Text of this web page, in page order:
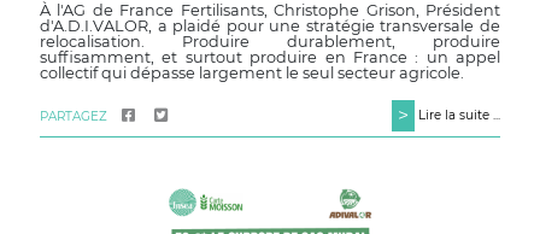
À l'AG de France Fertilisants, Christophe Grison, Président
d'A.D.I.VALOR, a plaidé pour une stratégie transversale de
relocalisation. Produire durablement, produire
suffisamment, et surtout produire en France : un appel
collectif qui dépasse largement le seul secteur agricole.
PARTAGEZ > Lire la suite ...